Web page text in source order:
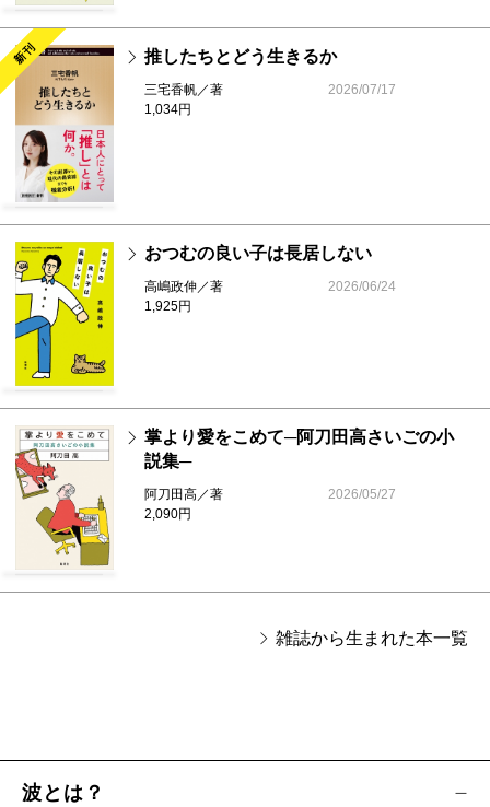
新刊 推したちとどう生きるか
三宅香帆／著
1,034円
2026/07/17
おつむの良い子は長居しない
高嶋政伸／著
1,925円
2026/06/24
掌より愛をこめて─阿刀田高さいごの小
説集─
阿刀田高／著
2,090円
2026/05/27
雑誌から生まれた本一覧
波とは？